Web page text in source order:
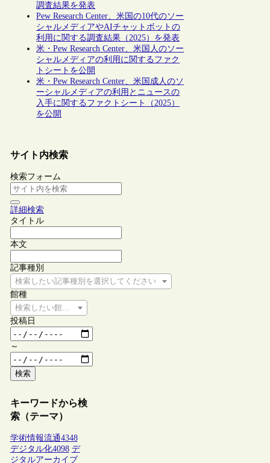
調査結果を発表
Pew Research Center、米国の10代のソー
シャルメディアやAIチャットボットの
利用に関する調査結果（2025）を発表
米・Pew Research Center、米国人のソー
シャルメディアの利用に関するファク
トシートを公開
米・Pew Research Center、米国成人のソ
ーシャルメディアの利用とニュースの
入手に関するファクトシート（2025）
を公開
サイト内検索
検索フォーム
詳細検索
タイトル
本文
記事種別
検索したい記事種別を選択してください
館種
検索したい館種を選択してください
投稿日
～
検索
キーワードから検
索（テーマ）
学術情報流通4348
デジタル化4098 デ
ジタルアーカイブ